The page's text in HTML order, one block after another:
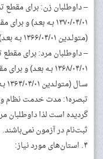
(متولـدین ۱۳۶۶/۰۴/۰۱ بـه بعـد)
سـال (متولـدین ۱۳۶۴/۰۴/۰۱ بـه بعـد)
تبصره۱: مدت خدمت
گردیده است لذا داوطلبان
ثبت‌نام در آزمون نمی‌باشند.
۴. استان‌های مورد نیاز: